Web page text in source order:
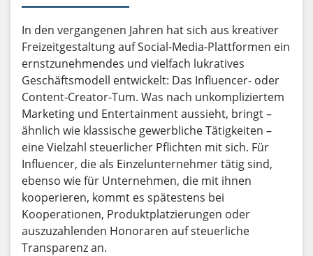
In den vergangenen Jahren hat sich aus kreativer
Freizeitgestaltung auf Social-Media-Plattformen ein
ernstzunehmendes und vielfach lukratives
Geschäftsmodell entwickelt: Das Influencer- oder
Content-Creator-Tum. Was nach unkompliziertem
Marketing und Entertainment aussieht, bringt –
ähnlich wie klassische gewerbliche Tätigkeiten –
eine Vielzahl steuerlicher Pflichten mit sich. Für
Influencer, die als Einzelunternehmer tätig sind,
ebenso wie für Unternehmen, die mit ihnen
kooperieren, kommt es spätestens bei
Kooperationen, Produktplatzierungen oder
auszuzahlenden Honoraren auf steuerliche
Transparenz an.